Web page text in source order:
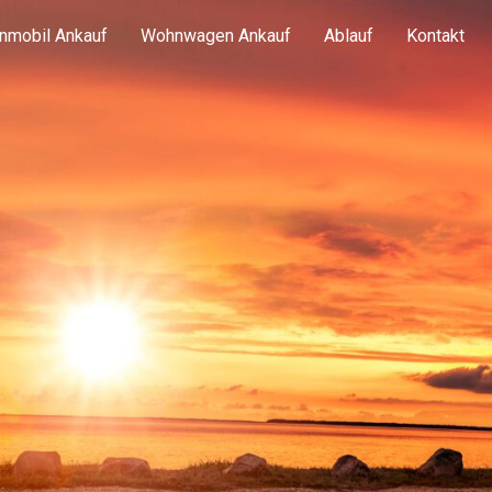
Ankauf Wohnwagen Ankauf Ablauf Kontakt